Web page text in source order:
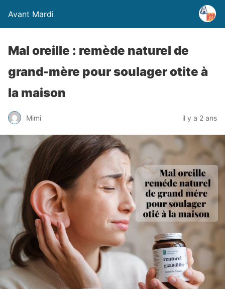
Avant Mardi
Mal oreille : remède naturel de
grand-mère pour soulager otite à
la maison
Mimi il y a 2 ans